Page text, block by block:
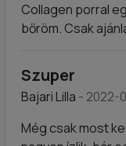
Collagen porral
bőröm. Csak
Szuper
Bajari Lilla - 2022-
Még csak most